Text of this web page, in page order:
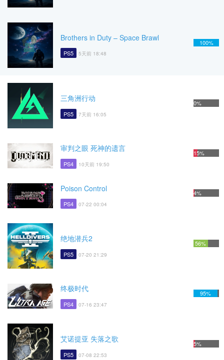
Brothers in Duty – Space Brawl
PS5 5天前 18:48
100%
三角洲行动
PS5 7天前 16:05
0%
审判之眼 死神的遗言
PS4 10天前 19:50
15%
Poison Control
PS4 07-22 00:04
4%
绝地潜兵2
PS5 07-20 21:29
56%
终极时代
PS4 07-16 23:47
95%
艾诺提亚 失落之歌
PS5 07-08 22:53
5%